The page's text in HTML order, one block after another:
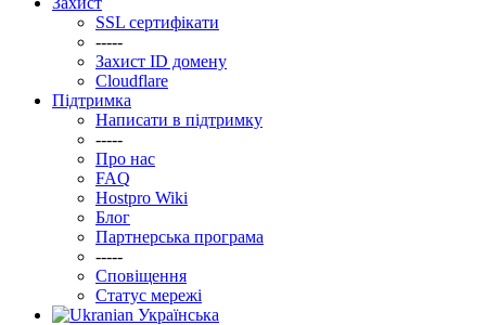
SSL сертифікати
-----
Захист ID домену
Clоudflare
Підтримка
Написати в підтримку
-----
Про нас
FAQ
Hostpro Wiki
Блог
Партнерська програма
-----
Сповіщення
Статус мережі
Українська